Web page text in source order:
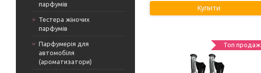
парфумів
Тестера жіночих
парфумів
Парфумерія для
автомобіля
(ароматизатори)
Купити
Топ продаж